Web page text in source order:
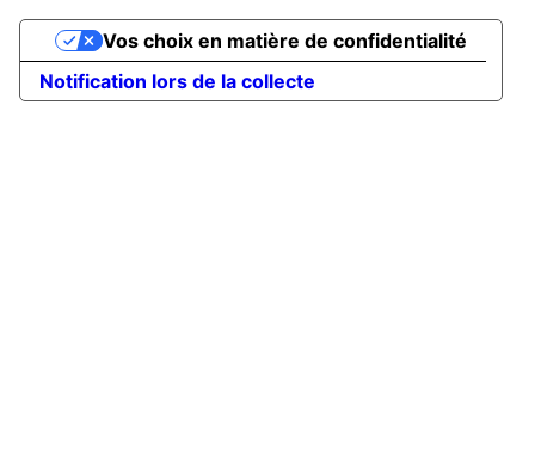
Notification lors de la collecte
Vos choix en matière de confidentialité